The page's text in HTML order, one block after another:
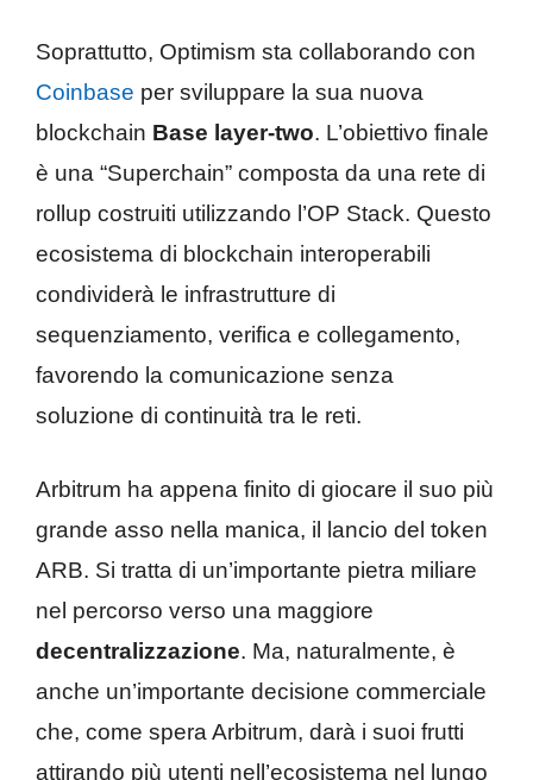
Soprattutto, Optimism sta collaborando con
Coinbase per sviluppare la sua nuova
blockchain Base layer-two. L’obiettivo finale
è una “Superchain” composta da una rete di
rollup costruiti utilizzando l’OP Stack. Questo
ecosistema di blockchain interoperabili
condividerà le infrastrutture di
sequenziamento, verifica e collegamento,
favorendo la comunicazione senza
soluzione di continuità tra le reti.
Arbitrum ha appena finito di giocare il suo più
grande asso nella manica, il lancio del token
ARB. Si tratta di un’importante pietra miliare
nel percorso verso una maggiore
decentralizzazione. Ma, naturalmente, è
anche un’importante decisione commerciale
che, come spera Arbitrum, darà i suoi frutti
attirando più utenti nell’ecosistema nel lungo